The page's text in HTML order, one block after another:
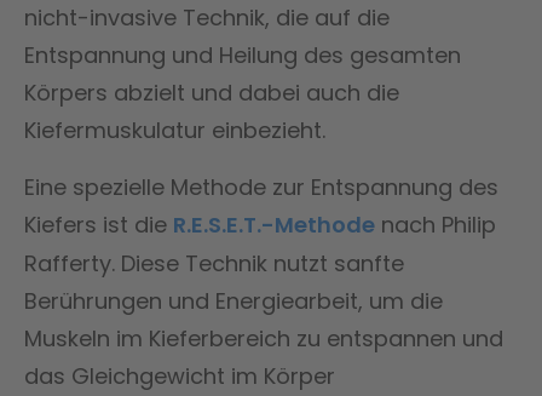
nicht-invasive Technik, die auf die
Entspannung und Heilung des gesamten
Körpers abzielt und dabei auch die
Kiefermuskulatur einbezieht.
Eine spezielle Methode zur Entspannung des
Kiefers ist die R.E.S.E.T.-Methode nach Philip
Rafferty. Diese Technik nutzt sanfte
Berührungen und Energiearbeit, um die
Muskeln im Kieferbereich zu entspannen und
das Gleichgewicht im Körper